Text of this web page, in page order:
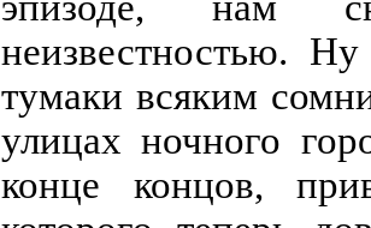
неизвестностью.
тумаки всяким
улицах ночного
конце концов,